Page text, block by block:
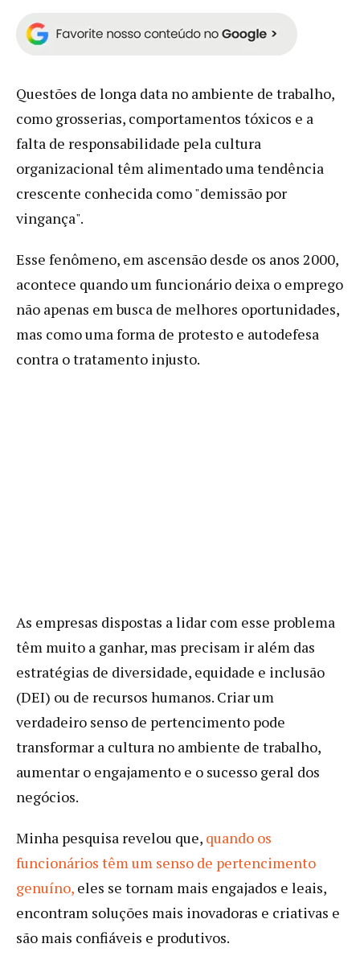
Questões de longa data no ambiente de trabalho,
como grosserias, comportamentos tóxicos e a
falta de responsabilidade pela cultura
organizacional têm alimentado uma tendência
crescente conhecida como "demissão por
vingança".
Esse fenômeno, em ascensão desde os anos 2000,
acontece quando um funcionário deixa o emprego
não apenas em busca de melhores oportunidades,
mas como uma forma de protesto e autodefesa
contra o tratamento injusto.
As empresas dispostas a lidar com esse problema
têm muito a ganhar, mas precisam ir além das
estratégias de diversidade, equidade e inclusão
(DEI) ou de recursos humanos. Criar um
verdadeiro senso de pertencimento pode
transformar a cultura no ambiente de trabalho,
aumentar o engajamento e o sucesso geral dos
negócios.
Minha pesquisa revelou que, quando os
funcionários têm um senso de pertencimento
genuíno, eles se tornam mais engajados e leais,
encontram soluções mais inovadoras e criativas e
são mais confiáveis e produtivos.